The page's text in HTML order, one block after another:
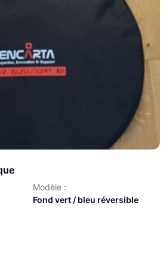
Modèle :
Fond vert / bleu réversible